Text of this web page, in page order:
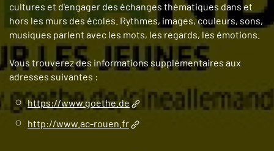
cultures et d'engager des échanges thématiques dans et
hors les murs des écoles. Rythmes, images, couleurs, sons,
musiques parlent avec les mots, les regards, les émotions.
Vous trouverez des informations supplémentaires aux
adresses suivantes :
https://www.goethe.de
http://www.ac-rouen.fr